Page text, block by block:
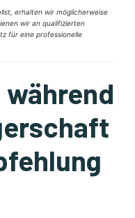
erhalten wir möglicherweise
wir an qualifizierten
für eine professionelle